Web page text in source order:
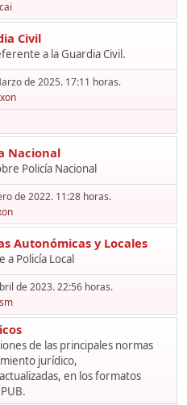
Civil
a la Guardia Civil.
de 2025. 17:11 horas.
Nacional
Policía Nacional
de 2022. 11:28 horas.
Autonómicas y Locales
Policía Local
de 2023. 22:56 horas.
de las principales normas
jurídico,
en los formatos